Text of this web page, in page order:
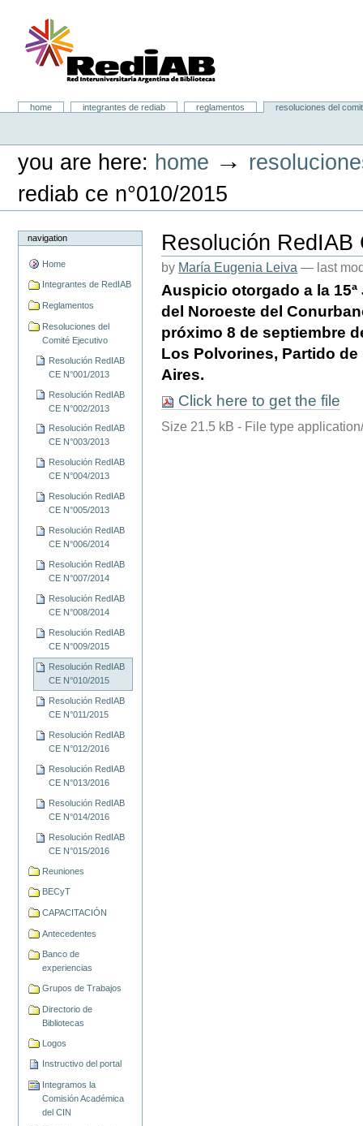
content.
Portal RedIAB
Sectionshome integrantes de rediab reglamentos
resoluciones del
you are here: home →
rediab ce n°010/2015
navigation
Home
Integrantes de RedIAB
Reglamentos
Resoluciones del
Comité Ejecutivo
Resolución RedIAB
CE N°001/2013
Resolución RedIAB
CE N°002/2013
Resolución RedIAB
CE N°003/2013
Resolución RedIAB
CE N°004/2013
Resolución RedIAB
CE N°005/2013
Resolución RedIAB
CE N°006/2014
Resolución RedIAB
CE N°007/2014
Resolución RedIAB
CE N°008/2014
Resolución RedIAB
CE N°009/2015
Resolución RedIAB
CE N°010/2015
Resolución RedIAB
CE N°011/2015
Resolución RedIAB
CE N°012/2016
Resolución RedIAB
CE N°013/2016
Resolución RedIAB
CE N°014/2016
Resolución RedIAB
CE N°015/2016
Reuniones
BECyT
CAPACITACIÓN
Antecedentes
Banco de
experiencias
Grupos de Trabajos
Directorio de
Bibliotecas
Logos
Instructivo del portal
Integramos la
Comisión Académica
del CIN
Resolución RedIAB
by María Eugenia Leiva — last
Auspicio otorgado a la
del Noroeste del
próximo 8 de septiembre
Los Polvorines, Partido
Aires.
Click here to get the file
Size 21.5 kB - File type